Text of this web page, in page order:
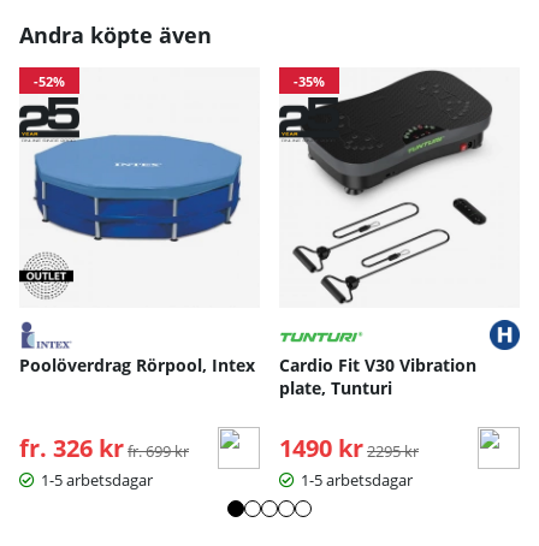
Andra köpte även
-52%
Poolöverdrag Rörpool, Intex
fr. 326 kr Ordinarie pris:
fr. 699 kr
1-5 arbetsdagar
-35%
Cardio Fit V30 Vibration
plate, Tunturi
1490 kr Ordinarie pris:
2295 kr
1-5 arbetsdagar